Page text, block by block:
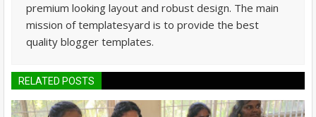
premium looking layout and robust design. The main
mission of templatesyard is to provide the best
quality blogger templates.
RELATED POSTS